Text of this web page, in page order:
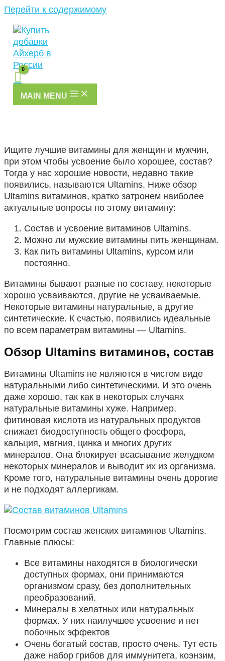
Перейти к содержимому
MAIN MENU
Ищите лучшие витамины для женщин и мужчин,
при этом чтобы усвоение было хорошее, состав?
Тогда у нас хорошие новости, недавно такие
появились, называются Ultamins. Ниже обзор
Ultamins витаминов, кратко затронем наиболее
актуальные вопросы по этому витамину:
Состав и усвоение витаминов Ultamins.
Можно ли мужские витамины пить женщинам.
Как пить витамины Ultamins, курсом или
постоянно.
Витамины бывают разные по составу, некоторые
хорошо усваиваются, другие не усваиваемые.
Некоторые витамины натуральные, а другие
синтетические. К счастью, появились идеальные
по всем параметрам витамины — Ultamins.
Обзор Ultamins витаминов, состав
Витамины Ultamins не являются в чистом виде
натуральными либо синтетическими. И это очень
даже хорошо, так как в некоторых случаях
натуральные витамины хуже. Например,
фитиновая кислота из натуральных продуктов
снижает биодоступность общего фосфора,
кальция, магния, цинка и многих других
минералов. Она блокирует всасывание желудком
некоторых минералов и выводит их из организма.
Кроме того, натуральные витамины очень дорогие
и не подходят аллергикам.
Посмотрим состав женских витаминов Ultamins.
Главные плюсы:
Все витамины находятся в биологически
доступных формах, они принимаются
организмом сразу, без дополнительных
преобразований.
Минералы в хелатных или натуральных
формах. У них наилучшее усвоение и нет
побочных эффектов
Очень богатый состав, просто очень. Тут есть
даже набор грибов для иммунитета, коэнзим,